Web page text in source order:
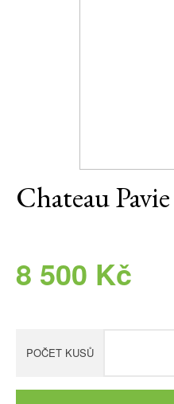
Chateau Pavie
8 500 Kč
POČET KUSŮ